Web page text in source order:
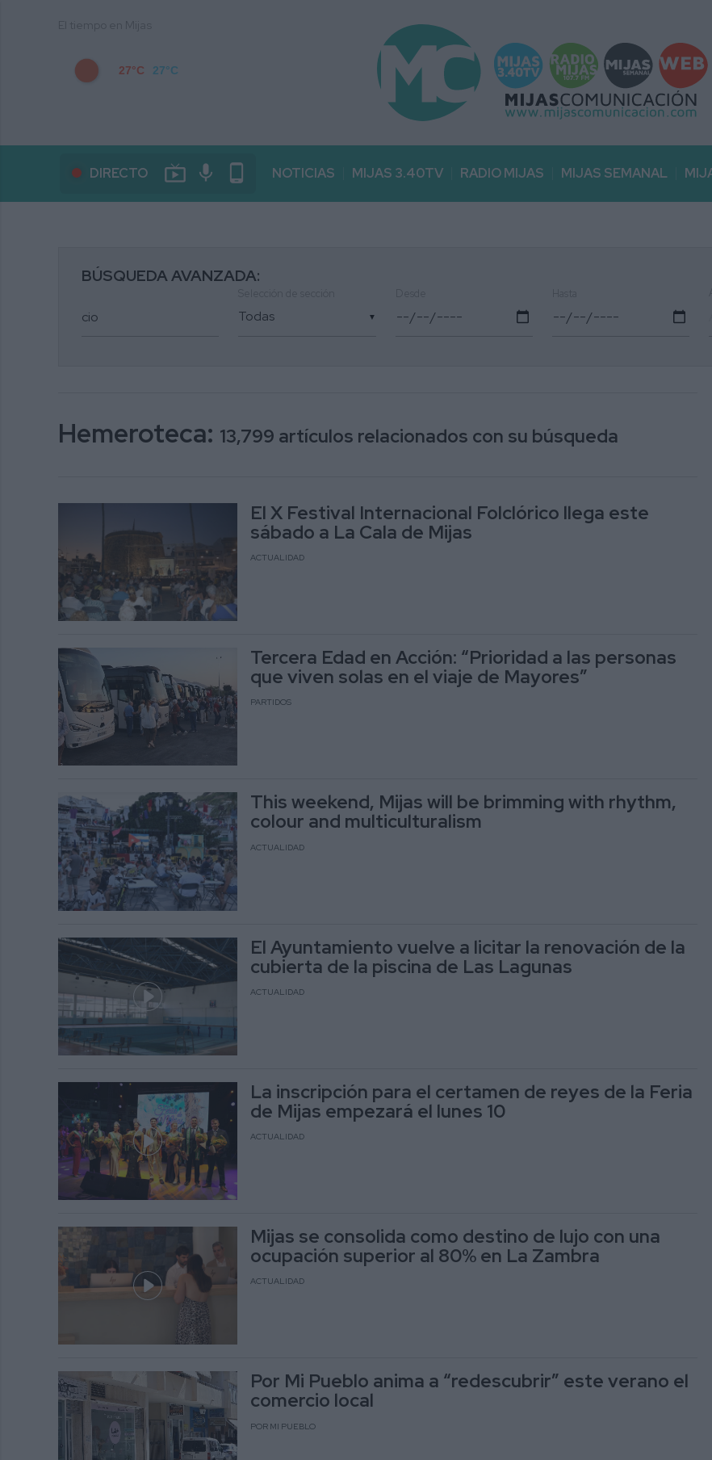
27°C 27°C
DIRECTO live_tv mic phone_android NOTICIAS MIJAS 3.40TV RADIO MIJAS MIJAS SEMANAL
BÚSQUEDA AVANZADA:
▼
Hemeroteca: 13,799 artículos relacionados con su búsqueda
El X Festival Internacional Folclórico llega este
sábado a La Cala de Mijas
ACTUALIDAD
Tercera Edad en Acción: “Prioridad a las personas
que viven solas en el viaje de Mayores”
PARTIDOS
This weekend, Mijas will be brimming with rhythm,
colour and multiculturalism
ACTUALIDAD
El Ayuntamiento vuelve a licitar la renovación de la
cubierta de la piscina de Las Lagunas
ACTUALIDAD
La inscripción para el certamen de reyes de la Feria
de Mijas empezará el lunes 10
ACTUALIDAD
Mijas se consolida como destino de lujo con una
ocupación superior al 80% en La Zambra
ACTUALIDAD
Por Mi Pueblo anima a “redescubrir” este verano el
comercio local
POR MI PUEBLO